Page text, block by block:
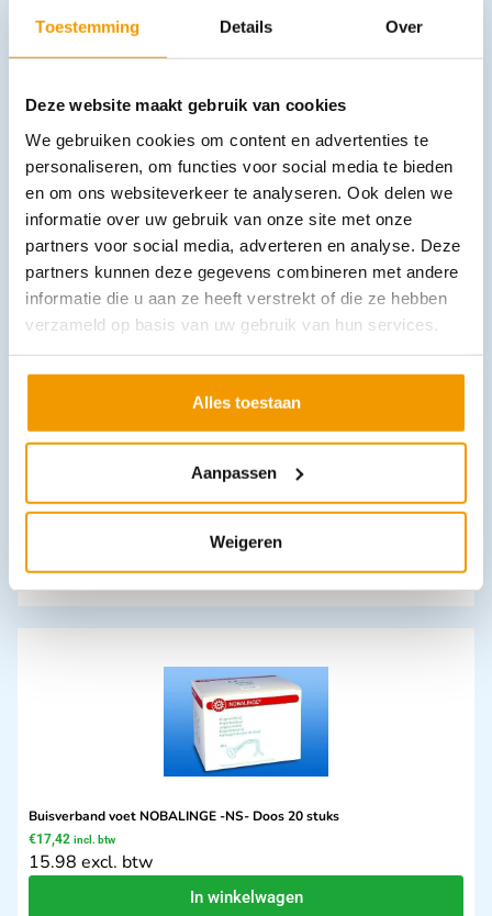
Toestemming Details Over
Deze website maakt gebruik van cookies
We gebruiken cookies om content en advertenties te
personaliseren, om functies voor social media te bieden
en om ons websiteverkeer te analyseren. Ook delen we
informatie over uw gebruik van onze site met onze
partners voor social media, adverteren en analyse. Deze
partners kunnen deze gegevens combineren met andere
informatie die u aan ze heeft verstrekt of die ze hebben
verzameld op basis van uw gebruik van hun services.
Alles toestaan
Aanpassen
Weigeren
Mondspatels Zalfspatels niet steriel
€2,18 – €2,96 incl. btw
1.8 excl. btw
Opties bekijken
Leverbaar
Overledenen hoes Bio Body Bag met U-rits 200Mu
28.5 excl. btw
In winkelwagen
Buisverband voet NOBALINGE -NS- Doos 20 stuks
€17,42 incl. btw
15.98 excl. btw
In winkelwagen